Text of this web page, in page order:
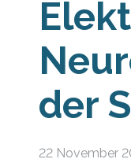
der
22 November